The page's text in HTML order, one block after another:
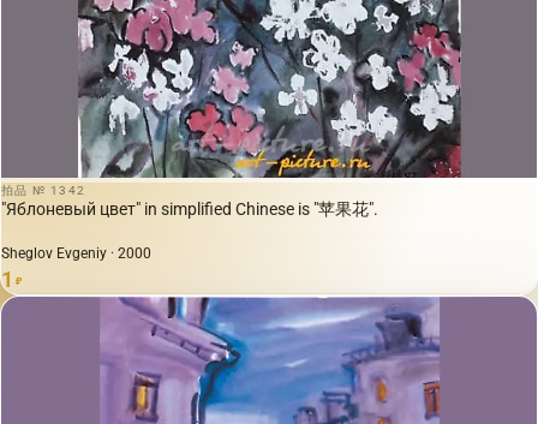
拍品 № 1342
"Яблоневый цвет" in simplified Chinese is "苹果花".
Sheglov Evgeniy · 2000
1 ₽